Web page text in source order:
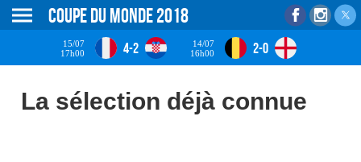
Coupe du monde 2018
15/07
17h00
4-2
14/07
16h00
2-0
La sélection déjà connue